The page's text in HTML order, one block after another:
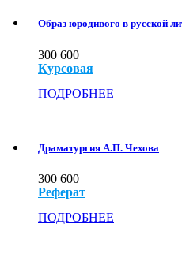
Образ юродивого в русской
300 600
Курсовая
ПОДРОБНЕЕ
Драматургия А.П. Чехова
300 600
Реферат
ПОДРОБНЕЕ